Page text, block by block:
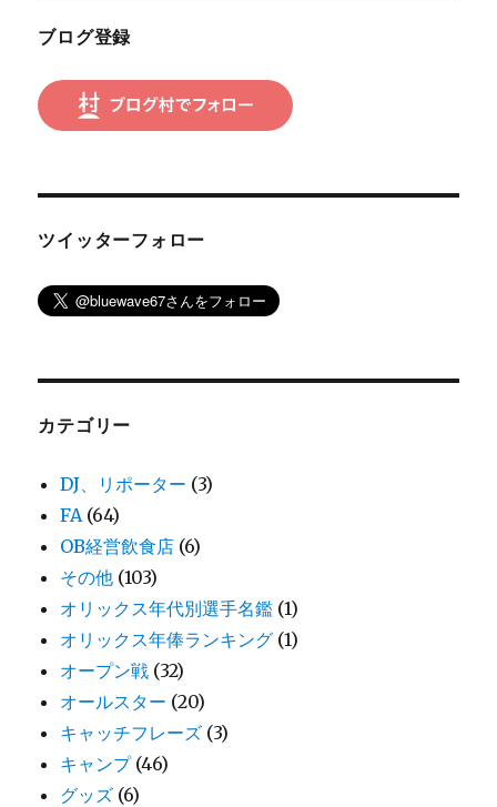
ン
ブログ登録
ツイッターフォロー
カテゴリー
DJ、リポーター (3)
FA (64)
OB経営飲食店 (6)
その他 (103)
オリックス年代別選手名鑑 (1)
オリックス年俸ランキング (1)
オープン戦 (32)
オールスター (20)
キャッチフレーズ (3)
キャンプ(46)
グッズ (6)